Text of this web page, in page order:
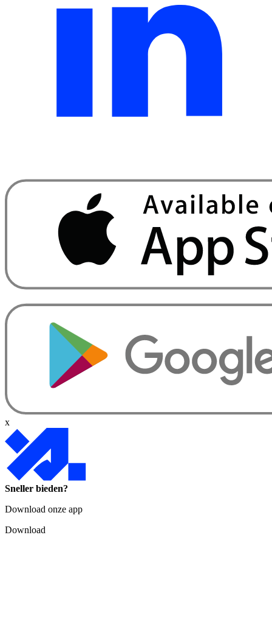
x
Sneller bieden?
Download onze app
Download